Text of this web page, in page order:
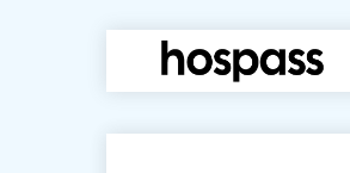
hospass media